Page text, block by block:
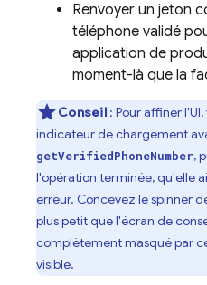
Renvoyer un jeton
téléphone validé
application de
moment-là que la
Conseil: Pour affiner
indicateur de chargement
getVerifiedPhoneNumber,
l'opération terminée, qu'elle
erreur. Concevez le spinner
plus petit que l'écran de
complètement masqué par
visible.